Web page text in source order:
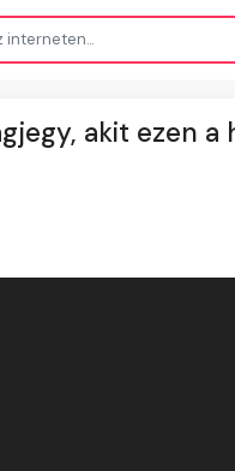
akit ezen